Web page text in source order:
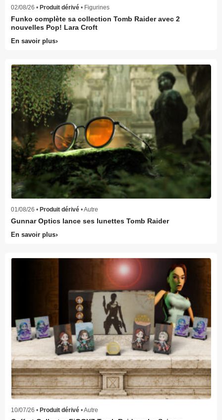
02/08/26 • Produit dérivé • Figurines
Funko complète sa collection Tomb Raider avec 2
nouvelles Pop! Lara Croft
En savoir plus
01/08/26 • Produit dérivé • Autre
Gunnar Optics lance ses lunettes Tomb Raider
En savoir plus
10/07/26 • Produit dérivé • Autre